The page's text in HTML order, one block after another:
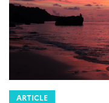
ARTICLE